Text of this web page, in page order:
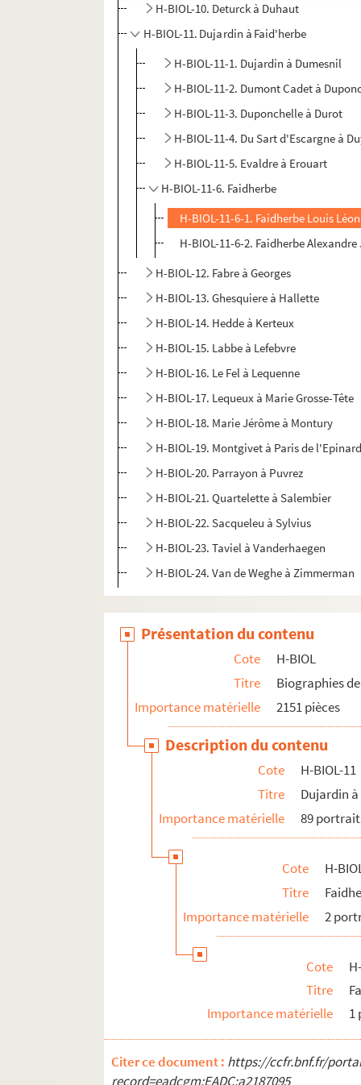
H-BIOL-10. Deturck à Duhaut
H-BIOL-11. Dujardin à Faid'herbe
H-BIOL-11-1. Dujardin à Dumesnil
H-BIOL-11-2. Dumont Cadet à
H-BIOL-11-3. Duponchelle à Durot
H-BIOL-11-4. Du Sart d'Escargne à
H-BIOL-11-5. Evaldre à Erouart
H-BIOL-11-6. Faidherbe
H-BIOL-11-6-1. Faidherbe Louis
H-BIOL-11-6-2. Faidherbe
H-BIOL-12. Fabre à Georges
H-BIOL-13. Ghesquiere à Hallette
H-BIOL-14. Hedde à Kerteux
H-BIOL-15. Labbe à Lefebvre
H-BIOL-16. Le Fel à Lequenne
H-BIOL-17. Lequeux à Marie Grosse-Tête
H-BIOL-18. Marie Jérôme à Montury
H-BIOL-19. Montgivet à Paris de
H-BIOL-20. Parrayon à Puvrez
H-BIOL-21. Quartelette à Salembier
H-BIOL-22. Sacqueleu à Sylvius
H-BIOL-23. Taviel à Vanderhaegen
H-BIOL-24. Van de Weghe à Zimmerman
Présentation du contenu
Cote
H-BIOL
Titre
Biographies
Importance matérielle
2151 pièces
Description du contenu
Cote
H-BIOL-11
Titre
Dujardin
Importance matérielle
89
Cote
H-
Titre
Importance matérielle
2
Cote
Titre
Importance matérielle
1
Citer ce document : https://ccfr.bnf.fr/
record=eadcgm:EADC:a2187095